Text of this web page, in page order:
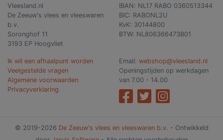
Vleesland.nl
De Zeeuw's vlees en vleeswaren
b.v.
Soronghof 11
3193 EP Hoogvliet
IBAN: NL17 RABO 0360513344
BIC: RABONL2U
KvK: 30144800
BTW: NL806366473B01
Ik wil een afhaalpunt worden
Veelgestelde vragen
Algemene voorwaarden
Privacyverklaring
Email: webshop@vleesland.nl
Openingstijden op werkdagen
van 7.00 - 14.00
© 2019-2026 De Zeeuw's vlees en vleeswaren b.v. - Ontwikkeld